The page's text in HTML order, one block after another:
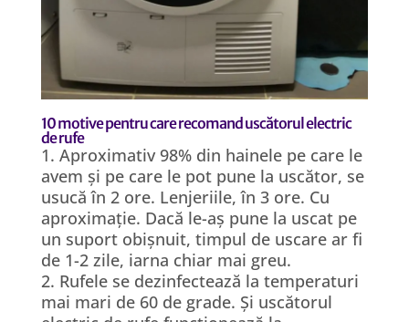
10 motive pentru care recomand uscătorul electric
de rufe
1. Aproximativ 98% din hainele pe care le
avem și pe care le pot pune la uscător, se
usucă în 2 ore. Lenjeriile, în 3 ore. Cu
aproximație. Dacă le-aș pune la uscat pe
un suport obișnuit, timpul de uscare ar fi
de 1-2 zile, iarna chiar mai greu.
2. Rufele se dezinfectează la temperaturi
mai mari de 60 de grade. Și uscătorul